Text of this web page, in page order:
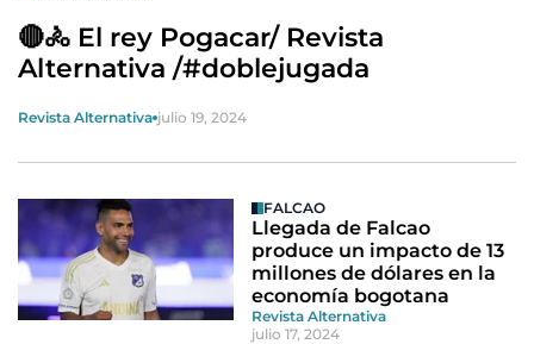
🔴🚴 El rey Pogacar/ Revista
Alternativa /#doblejugada
Revista Alternativa julio 19, 2024
FALCAO
Llegada de Falcao
produce un impacto de 13
millones de dólares en la
economía bogotana
Revista Alternativa
julio 17, 2024